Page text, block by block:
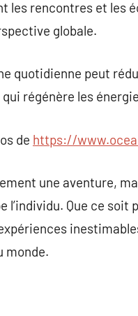
les rencontres et les
globale.
quotidienne peut
régénère les
de https://
une aventure,
l’individu. Que ce
monde.